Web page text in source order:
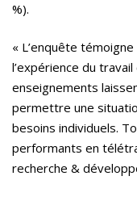
%).
« L’enquête
l’expérience du
enseignements
permettre une
besoins individuels.
performants en
recherche &